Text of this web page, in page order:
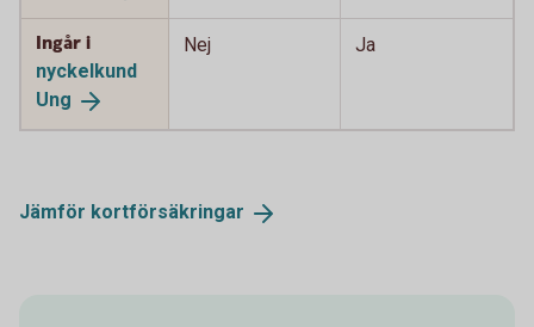
Ingår i
nyckelkund
Ung
Nej Ja
Jämför kortförsäkringar